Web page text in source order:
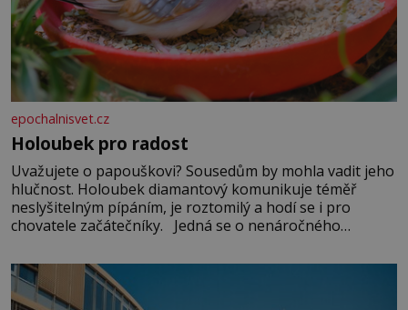
epochalnisvet.cz
Holoubek pro radost
Uvažujete o papouškovi? Sousedům by mohla vadit jeho
hlučnost. Holoubek diamantový komunikuje téměř
neslyšitelným pípáním, je roztomilý a hodí se i pro
chovatele začátečníky. Jedná se o nenáročného
času tráví na zemi, kde sbírá zbytky semínek Jeho
domovinou je prakticky celá Austrálie s výjimkou
pobřežní oblasti.